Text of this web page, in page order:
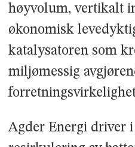
høyvolum, vertikalt
økonomisk
katalysatoren som
miljømessig
Agder Energi driver